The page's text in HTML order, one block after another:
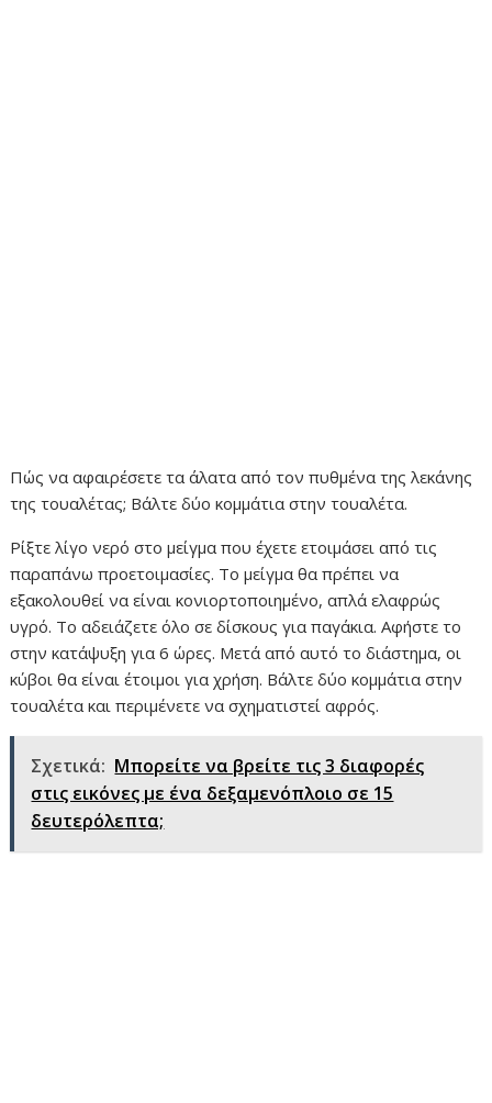
Πώς να αφαιρέσετε τα άλατα από τον πυθμένα της λεκάνης
της τουαλέτας; Βάλτε δύο κομμάτια στην τουαλέτα.
Ρίξτε λίγο νερό στο μείγμα που έχετε ετοιμάσει από τις
παραπάνω προετοιμασίες. Το μείγμα θα πρέπει να
εξακολουθεί να είναι κονιορτοποιημένο, απλά ελαφρώς
υγρό. Το αδειάζετε όλο σε δίσκους για παγάκια. Αφήστε το
στην κατάψυξη για 6 ώρες. Μετά από αυτό το διάστημα, οι
κύβοι θα είναι έτοιμοι για χρήση. Βάλτε δύο κομμάτια στην
τουαλέτα και περιμένετε να σχηματιστεί αφρός.
Σχετικά: Μπορείτε να βρείτε τις 3 διαφορές
στις εικόνες με ένα δεξαμενόπλοιο σε 15
δευτερόλεπτα;